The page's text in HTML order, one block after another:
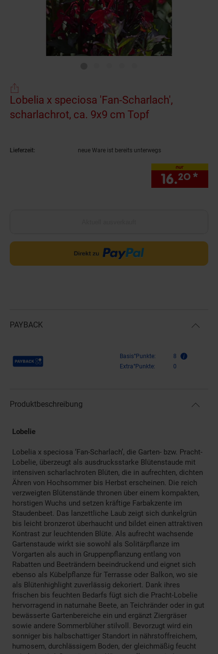
Lobelia x speciosa 'Fan-Scharlach',
scharlachrot, ca. 9x9 cm Topf
Lieferzeit: neue Ware ist bereits unterwegs
nur
16.20 *
PAYBACK
Payback Punkte Basis°Punkte:
8
Extra°Punkte:
0
Produktbeschreibung
Lobelie
Lobelia x speciosa ‘Fan-Scharlach’, die Garten- bzw. Pracht-
Lobelie, überzeugt als ausdrucksstarke Blütenstaude mit
intensiven scharlachroten Blüten, die in aufrechten, dichten
Ähren von Hochsommer bis Herbst erscheinen. Die reich
verzweigten Blütenstände thronen über einem kompakten,
horstigen Wuchs und setzen kräftige Farbakzente im
Staudenbeet. Das lanzettliche Laub zeigt sich dunkelgrün
bis leicht bronzerot überhaucht und bildet einen attraktiven
Kontrast zur leuchtenden Blüte. Als aufrecht wachsende
Gartenstaude wirkt sie sowohl als Solitärpflanze im
Vorgarten als auch in Gruppenpflanzung entlang von
Rabatten und Beeträndern beeindruckend und eignet sich
ebenso als Kübelpflanze für Terrasse oder Balkon, wo sie
als Blütenhighlight zuverlässig dekoriert. Dank ihres
frischen bis feuchten Bedarfs fügt sich die Pracht-Lobelie
hervorragend in naturnahe Beete, an Teichränder oder in gut
bewässerte Gartenbereiche ein und ergänzt Ziergräser
sowie andere Sommerblüher stilvoll. Bevorzugt wird ein
sonniger bis halbschattiger Standort in nährstoffreichem,
humosem, durchlässigem Boden, der gleichmäßig feucht